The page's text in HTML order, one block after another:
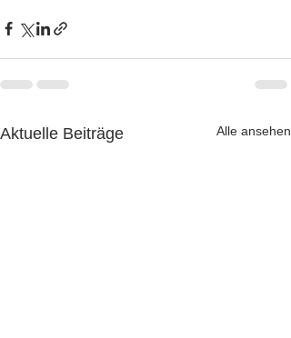
Aktuelle Beiträge Alle ansehen